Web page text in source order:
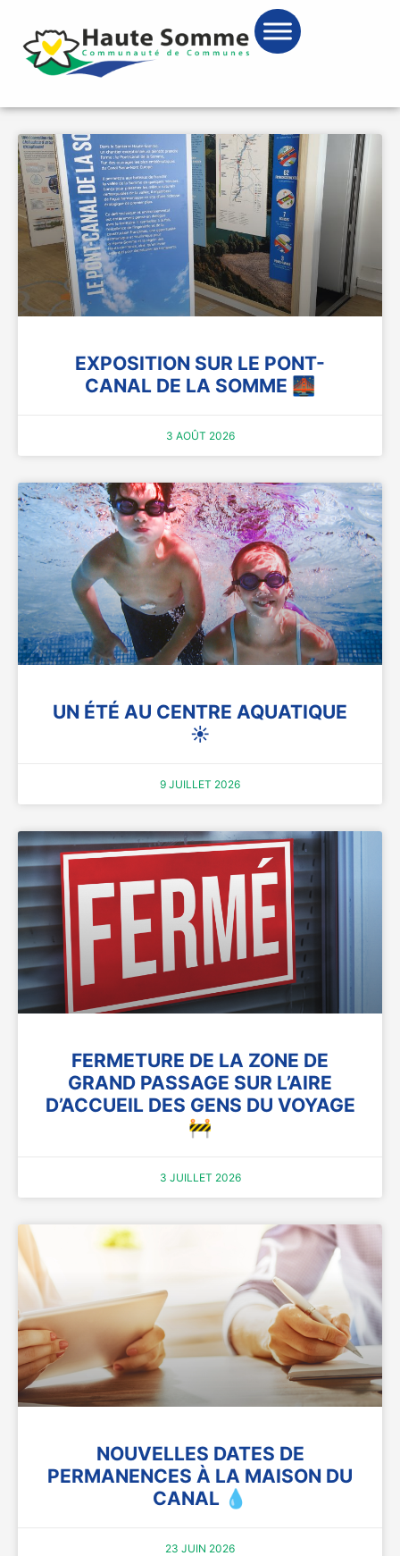
EXPOSITION SUR LE PONT-
CANAL DE LA SOMME 🌉
3 AOÛT 2026
UN ÉTÉ AU CENTRE AQUATIQUE
☀️
9 JUILLET 2026
FERMETURE DE LA ZONE DE
GRAND PASSAGE SUR L’AIRE
D’ACCUEIL DES GENS DU VOYAGE
🚧
3 JUILLET 2026
NOUVELLES DATES DE
PERMANENCES À LA MAISON DU
CANAL 💧
23 JUIN 2026